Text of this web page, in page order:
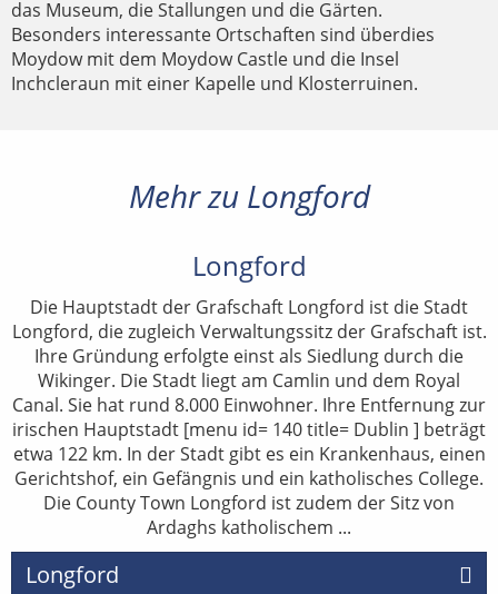
das Museum, die Stallungen und die Gärten.
Besonders interessante Ortschaften sind überdies
Moydow mit dem Moydow Castle und die Insel
Inchcleraun mit einer Kapelle und Klosterruinen.
Mehr zu Longford
Longford
Die Hauptstadt der Grafschaft Longford ist die Stadt
Longford, die zugleich Verwaltungssitz der Grafschaft ist.
Ihre Gründung erfolgte einst als Siedlung durch die
Wikinger. Die Stadt liegt am Camlin und dem Royal
Canal. Sie hat rund 8.000 Einwohner. Ihre Entfernung zur
irischen Hauptstadt [menu id= 140 title= Dublin ] beträgt
etwa 122 km. In der Stadt gibt es ein Krankenhaus, einen
Gerichtshof, ein Gefängnis und ein katholisches College.
Die County Town Longford ist zudem der Sitz von
Ardaghs katholischem ...
Longford